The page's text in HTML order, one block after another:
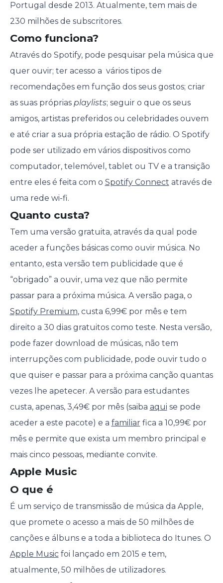
Portugal desde 2013. Atualmente, tem mais de
230 milhões de subscritores.
Como funciona?
Através do Spotify, pode pesquisar pela música que
quer ouvir; ter acesso a vários tipos de
recomendações em função dos seus gostos; criar
as suas próprias playlists; seguir o que os seus
amigos, artistas preferidos ou celebridades ouvem
e até criar a sua própria estação de rádio. O Spotify
pode ser utilizado em vários dispositivos como
computador, telemóvel, tablet ou TV e a transição
entre eles é feita com o Spotify Connect através de
uma rede wi-fi.
Quanto custa?
Tem uma versão gratuita, através da qual pode
aceder a funções básicas como ouvir música. No
entanto, esta versão tem publicidade que é
“obrigado” a ouvir, uma vez que não permite
passar para a próxima música. A versão paga, o
Spotify Premium, custa 6,99€ por mês e tem
direito a 30 dias gratuitos como teste. Nesta versão,
pode fazer download de músicas, não tem
interrupções com publicidade, pode ouvir tudo o
que quiser e passar para a próxima canção quantas
vezes lhe apetecer. A versão para estudantes
custa, apenas, 3,49€ por mês (saiba aqui se pode
aceder a este pacote) e a familiarfica a 10,99€ por
mês e permite que exista um membro principal e
mais cinco pessoas, mediante convite.
Apple Music
O que é
É um serviço de transmissão de música da Apple,
que promete o acesso a mais de 50 milhões de
canções e álbuns e a toda a biblioteca do Itunes. O
Apple Musicfoi lançado em 2015 e tem,
atualmente, 50 milhões de utilizadores.